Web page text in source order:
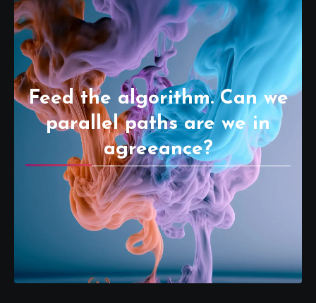
Feed the algorithm. Can we
parallel paths are we in
agreeance?